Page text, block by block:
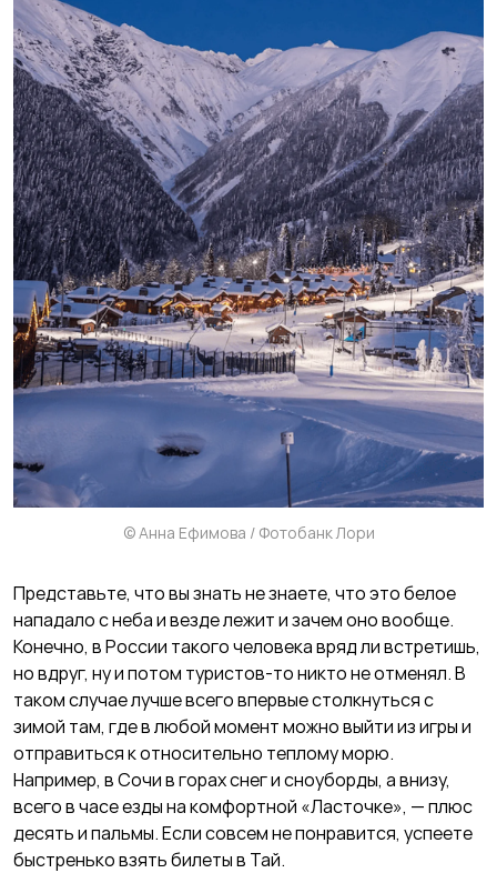
© Анна Ефимова / Фотобанк Лори
Представьте, что вы знать не знаете, что это белое
нападало с неба и везде лежит и зачем оно вообще.
Конечно, в России такого человека вряд ли встретишь,
но вдруг, ну и потом туристов-то никто не отменял. В
таком случае лучше всего впервые столкнуться с
зимой там, где в любой момент можно выйти из игры и
отправиться к относительно теплому морю.
Например, в Сочи в горах снег и сноуборды, а внизу,
всего в часе езды на комфортной «Ласточке», — плюс
десять и пальмы. Если совсем не понравится, успеете
быстренько взять билеты в Тай.